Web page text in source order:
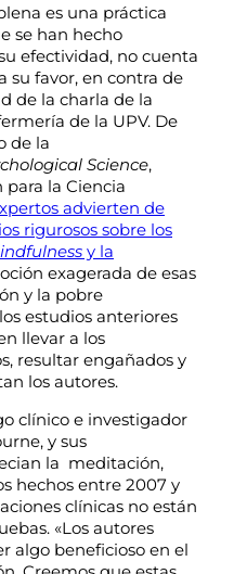
es una práctica
se han hecho
efectividad, no cuenta
su favor, en contra de
de la charla de la
de la UPV. De
de la
Science,
la Ciencia
advierten de
rigurosos sobre los
y la
exagerada de esas
y la pobre
estudios anteriores
llevar a los
resultar engañados y
los autores.
clínico e investigador
y sus
la meditación,
hechos entre 2007 y
clínicas no están
«Los autores
algo beneficioso en el